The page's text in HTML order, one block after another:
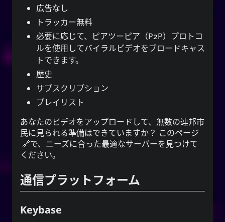
広告なし
トラッカー無料
必要に応じて、ピアツーピア（P2P）プロトコ
ルを使用してバイラルビデオをブロードキャス
トできます。
歴史
サブスクリプション
プレイリスト
あなたのビデオをアップロードして、無数の連邦市
民に見られる準備はできていますか？ このページ
で、ニーズに合った最適なサーバーを見つけて
ください。
通信プラットフォーム
Keybase